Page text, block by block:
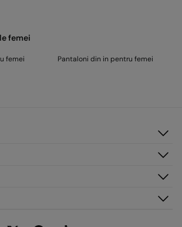
femei
femei Pantaloni din in pentru femei